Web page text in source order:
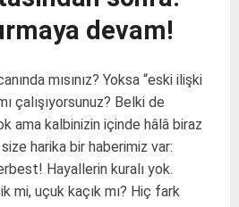
devam!
mısınız? Yoksa “eski ilişki
çalışıyorsunuz? Belki de
ama kalbinizin içinde hâlâ biraz
size harika bir haberimiz var:
Hayallerin kuralı yok.
mi, uçuk kaçık mı? Hiç fark